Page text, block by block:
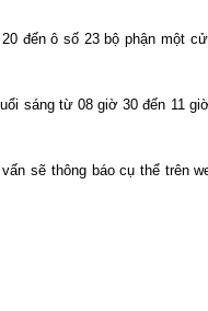
đến ô số 23 bộ phận một
sáng từ 08 giờ 30 đến 11
sẽ thông báo cụ thể trên